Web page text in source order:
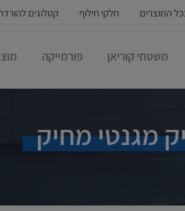
המוצרים חלקי חילוף קטלוגים
משטחי קוריאן פורמייקה
מגנטי מחיק